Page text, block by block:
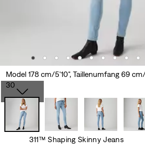
Model 178 cm/5'10", Taillenumfang 69
30
311™ Shaping Skinny Jeans